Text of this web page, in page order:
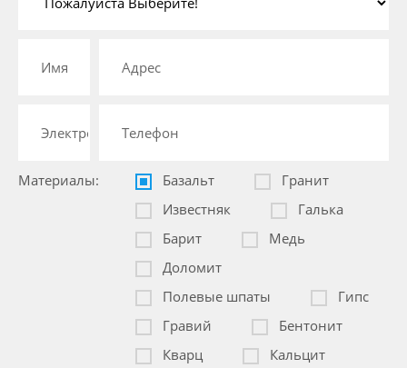
Материалы: Базальт
Гранит
Известняк
Галька
Барит
Медь
Доломит
Полевые шпаты
Гипс
Гравий
Бентонит
Кварц
Кальцит